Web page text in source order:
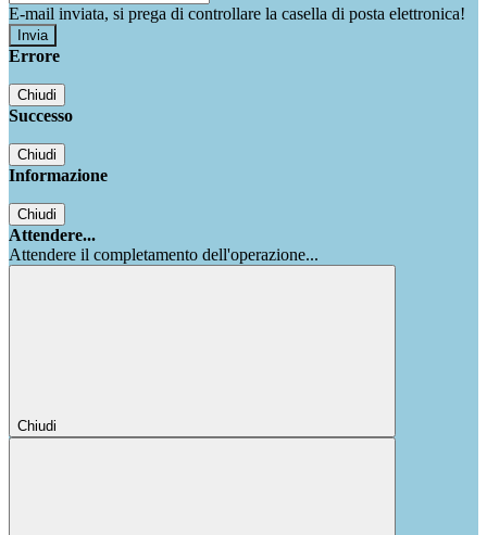
E-mail inviata, si prega di controllare la casella di posta elettronica!
Errore
Chiudi
Successo
Chiudi
Informazione
Chiudi
Attendere...
Attendere il completamento dell'operazione...
Chiudi